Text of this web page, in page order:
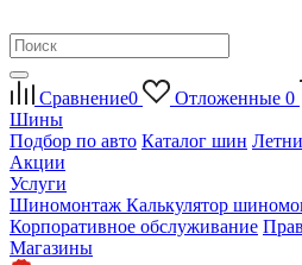
Сравнение0 Отложенные 0
Шины
Подбор по авто Каталог шин
Акции
Услуги
Шиномонтаж Калькулятор
Корпоративное обслуживание
Магазины